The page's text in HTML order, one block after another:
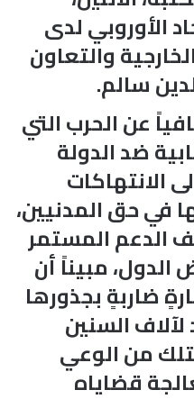
الأوروبي لدى
والتعاون
سالم.
عن الحرب التي
ضد الدولة
الانتهاكات
في حق المدنيين،
الدعم المستمر
مبيناً أن
ضاربةٍ بجذورها
السنين
من الوعي
قضاياه